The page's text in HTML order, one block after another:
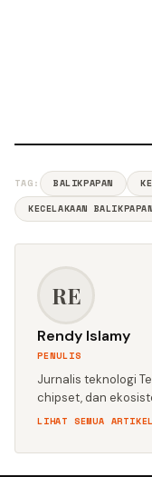
TAG: BALIKPAPAN
KECELAKAAN BALIKPAPAN
RE
Rendy Islamy
PENULIS
Jurnalis teknologi
chipset, dan
LIHAT SEMUA